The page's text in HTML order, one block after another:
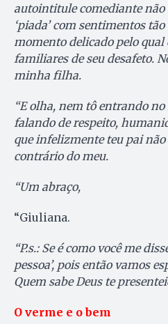
autointitule comediante não
‘piada’ com sentimentos
momento delicado pelo qual
familiares de seu desafeto.
minha filha.
“E olha, nem tô entrando
falando de respeito,
que infelizmente teu pai não
contrário do meu.
“Um abraço,
“Giuliana.
“P.s.: Se é como você me
pessoa’, pois então vamos
Quem sabe Deus te
O verme e o bem